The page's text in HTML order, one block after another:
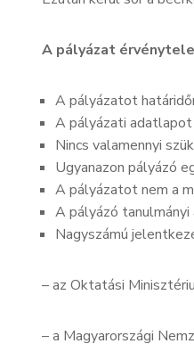
A pályázat
A pályázatot
A pályázati
Nincs valamennyi
Ugyanazon pályázó
A pályázatot nem a
A pályázó
Nagyszámú
– az Oktatási
– a Magyarországi